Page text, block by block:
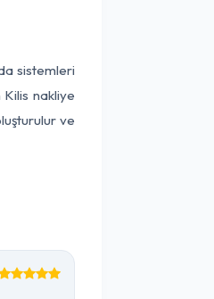
sistemleri
nakliye
ve